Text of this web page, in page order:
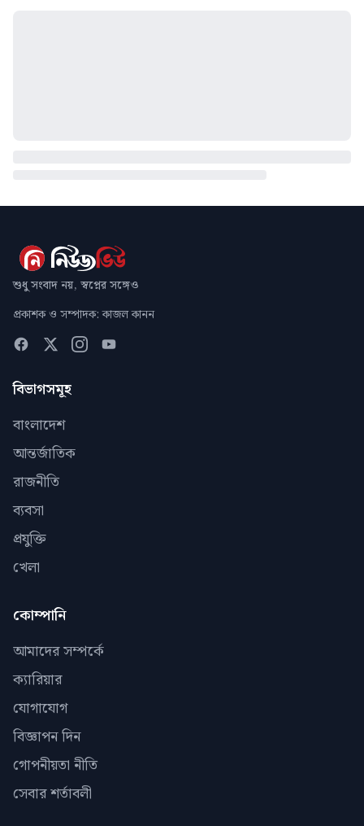
শুধু সংবাদ নয়, স্বপ্নের সঙ্গেও
প্রকাশক ও সম্পাদক: কাজল কানন
বিভাগসমূহ
বাংলাদেশ
আন্তর্জাতিক
রাজনীতি
ব্যবসা
প্রযুক্তি
খেলা
কোম্পানি
আমাদের সম্পর্কে
ক্যারিয়ার
যোগাযোগ
বিজ্ঞাপন দিন
গোপনীয়তা নীতি
সেবার শর্তাবলী